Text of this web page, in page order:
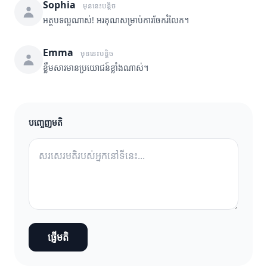
Sophia មុននេះបន្តិច
អត្ថបទល្អណាស់! អរគុណសម្រាប់ការចែករំលែក។
Emma មុននេះបន្តិច
ខ្លឹមសារមានប្រយោជន៍ខ្លាំងណាស់។
បញ្ចេញមតិ
ផ្ញើមតិ